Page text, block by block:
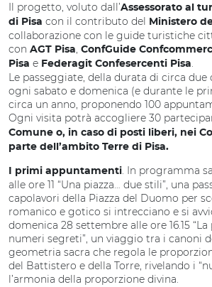
Il progetto, voluto dall’Assessorato al
di Pisa con il contributo del Ministero
collaborazione con le guide turistiche
con AGT Pisa, ConfGuide
Pisa e Federagit Confesercenti Pisa.
Le passeggiate, della durata di circa due
ogni sabato e domenica (e durante le
circa un anno, proponendo 100
Ogni visita potrà accogliere 30
Comune o, in caso di posti liberi, nei
parte dell’ambito Terre di Pisa.
I primi appuntamenti. In programma
alle ore 11 “Una piazza… due stili”, una
capolavori della Piazza del Duomo per
romanico e gotico si intrecciano e si
domenica 28 settembre alle ore 16.15 “La
numeri segreti”, un viaggio tra i canoni
geometria sacra che regola le
del Battistero e della Torre, rivelando i
l’armonia della proporzione divina.